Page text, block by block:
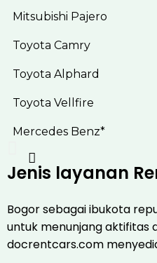
Mitsubishi Pajero
Toyota Camry
Toyota Alphard
Toyota Vellfire
Mercedes Benz*
Jenis layanan
Bogor sebagai ibukota
untuk menunjang aktifitas
docrentcars.com